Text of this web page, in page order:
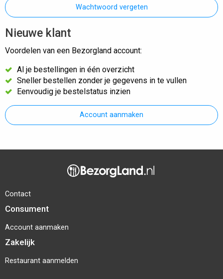
Wachtwoord vergeten
Nieuwe klant
Voordelen van een Bezorgland account:
Al je bestellingen in één overzicht
Sneller bestellen zonder je gegevens in te vullen
Eenvoudig je bestelstatus inzien
Account aanmaken
Contact
Consument
Account aanmaken
Zakelijk
Restaurant aanmelden